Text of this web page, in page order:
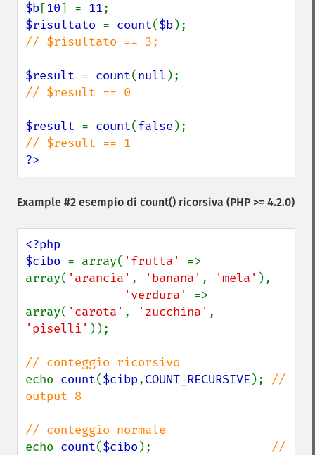
$b[10] = 11
$risultato = count($b
// $risultato == 3;
$result = count(null
// $result == 0
$result = count(false
?>
Example #2 esempio di count() ricorsiva (PHP >= 4.2.0)
<?php
$cibo = array( 'frutta' =>
array( 'arancia' , 'banana' , 'mela' ),
'verdura' =>
array( 'carota' , 'zucchina'
'piselli' ));
echo count($cibp,COUNT_RECURSIVE ); //
output 8
echo count($cibo ); //